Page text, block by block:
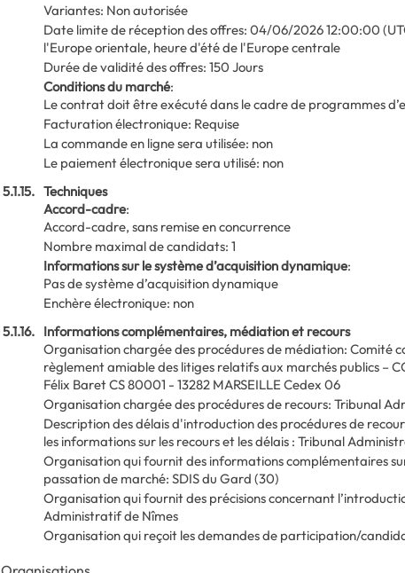
Variantes: Non autorisée
Date limite de réception des offres: 04/06/202612:00:00
l'Europe orientale, heure d'été de l'Europe centrale
Durée de validité des offres: 150 Jours
Conditions du marché:
Le contrat doit être exécuté dans le cadre de programmes
Facturation électronique: Requise
La commande en ligne sera utilisée: non
Le paiement électronique sera utilisé: non
5.1.15. Techniques
Accord-cadre:
Accord-cadre, sans remise en concurrence
Nombre maximal de candidats: 1
Informations sur le système d’acquisition dynamique:
Pas de système d’acquisition dynamique
Enchère électronique: non
5.1.16. Informations complémentaires, médiation et recours
Organisation chargée des procédures de médiation: Comité
règlement amiable des litiges relatifs aux marchés publics –
Félix Baret CS 80001 - 13282 MARSEILLE Cedex 06
Organisation chargée des procédures de recours: Tribunal
Description des délais d'introduction des procédures de
les informations sur les recours et les délais : Tribunal
Organisation qui fournit des informations complémentaires
passation de marché: SDIS du Gard (30)
Organisation qui fournit des précisions concernant
Administratif de Nîmes
Organisation qui reçoit les demandes de participation/